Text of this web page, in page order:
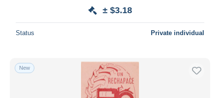
± $3.18
Status Private individual
New